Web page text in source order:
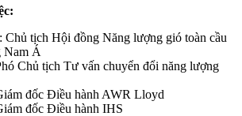
Chủ tịch Hội đồng Năng lượng gió toàn cầu
Á
Chủ tịch Tư vấn chuyển đổi năng lượng
đốc Điều hành AWR Lloyd
đốc Điều hành IHS